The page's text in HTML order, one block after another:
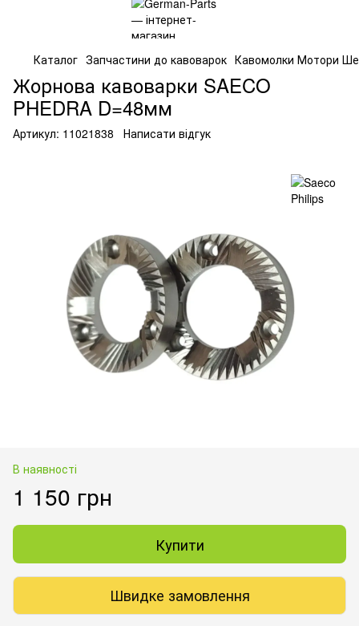
Каталог Запчастини до кавоварок Кавомолки Мотори
Жорнова кавоварки SAECO
PHEDRA D=48мм
Артикул: 11021838 Написати відгук
В наявності
1 150 грн
Купити
Швидке замовлення